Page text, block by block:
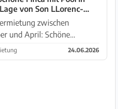
Innenhof von ...
von Son LLorenc-
--- F 03 FZ
zwischen
April: Schöne
in Sant Lorenç. Das
befindet sich in
24.06.2026